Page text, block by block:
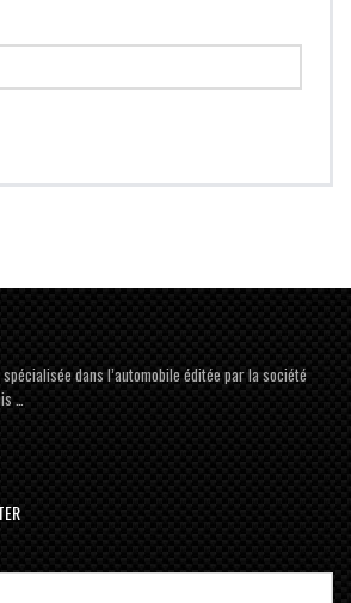
dans l’automobile éditée par la société
…